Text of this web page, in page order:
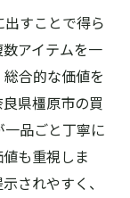
すことで得ら
アイテムを一
合的な価値を
県橿原市の買
品ごと丁寧に
も重視しま
されやすく、